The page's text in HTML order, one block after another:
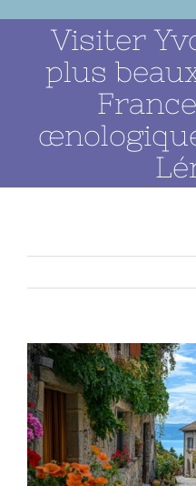
Visiter
plus
Voir
l'image
agrandie